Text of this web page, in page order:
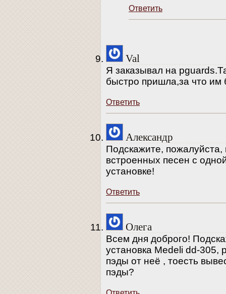
Ответить
Val
Я заказывал на
быстро пришла,за что им
Ответить
Александр
Подскажите, пожалуйста,
встроенных песен с
установке!
Ответить
Олега
Всем дня доброго!
установка Medeli dd-305,
пэды от неё , тоесть
пэды?